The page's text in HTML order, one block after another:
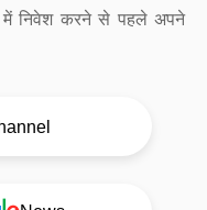
में निवेश करने से पहले अपने